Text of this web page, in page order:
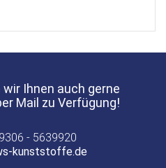
Ihnen auch gerne
Mail zu Verfügung!
- 5639920
kunststoffe.de